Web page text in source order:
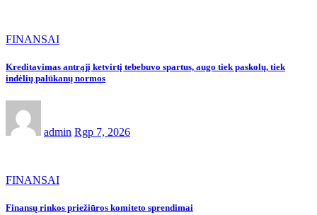
FINANSAI
Kreditavimas antrąjį ketvirtį tebebuvo spartus, augo tiek paskolų, tiek
indėlių palūkanų normos
admin Rgp 7, 2026
FINANSAI
Finansų rinkos priežiūros komiteto sprendimai